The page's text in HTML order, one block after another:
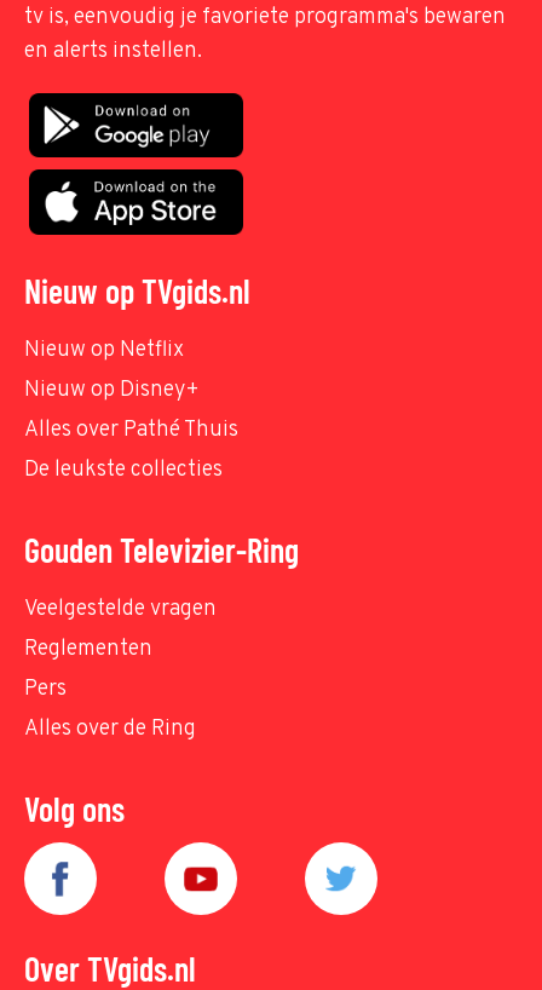
tv is, eenvoudig je favoriete programma's bewaren
en alerts instellen.
Nieuw op TVgids.nl
Nieuw op Netflix
Nieuw op Disney+
Alles over Pathé Thuis
De leukste collecties
Gouden Televizier-Ring
Veelgestelde vragen
Reglementen
Pers
Alles over de Ring
Volg ons
Over TVgids.nl